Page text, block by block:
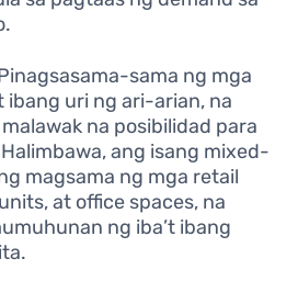
sama ng mga
ibang uri ng ari-arian, na
na posibilidad para
ang isang mixed-
magsama ng mga retail
at office spaces, na
ng iba’t ibang